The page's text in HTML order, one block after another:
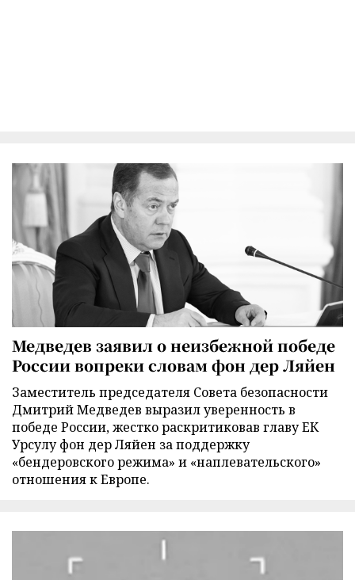
Медведев заявил о неизбежной победе
России вопреки словам фон дер Ляйен
Заместитель председателя Совета безопасности
Дмитрий Медведев выразил уверенность в
победе России, жестко раскритиковав главу ЕК
Урсулу фон дер Ляйен за поддержку
«бендеровского режима» и «наплевательского»
отношения к Европе.